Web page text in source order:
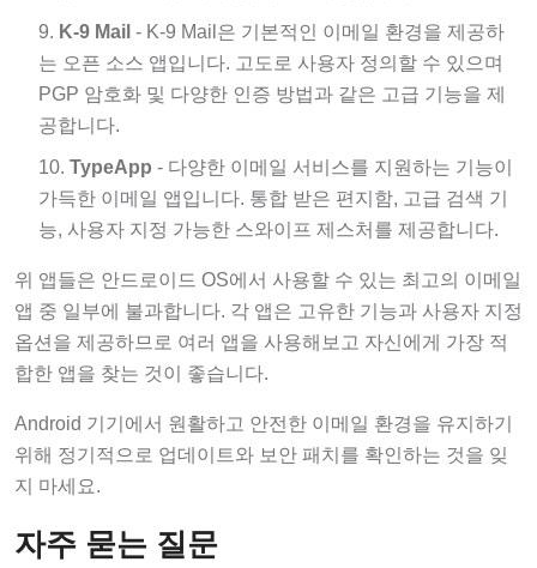
K-9 Mail - K-9 Mail은 기본적인 이메일 환경을 제공하
는 오픈 소스 앱입니다. 고도로 사용자 정의할 수 있으며
PGP 암호화 및 다양한 인증 방법과 같은 고급 기능을 제
공합니다.
TypeApp - 다양한 이메일 서비스를 지원하는 기능이
가득한 이메일 앱입니다. 통합 받은 편지함, 고급 검색 기
능, 사용자 지정 가능한 스와이프 제스처를 제공합니다.
위 앱들은 안드로이드 OS에서 사용할 수 있는 최고의 이메일
앱 중 일부에 불과합니다. 각 앱은 고유한 기능과 사용자 지정
옵션을 제공하므로 여러 앱을 사용해보고 자신에게 가장 적
합한 앱을 찾는 것이 좋습니다.
Android 기기에서 원활하고 안전한 이메일 환경을 유지하기
위해 정기적으로 업데이트와 보안 패치를 확인하는 것을 잊
지 마세요.
자주 묻는 질문